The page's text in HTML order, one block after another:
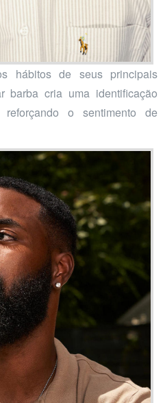
hábitos de seus principais
barba cria uma identificação
o sentimento de